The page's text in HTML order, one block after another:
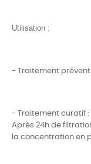
Utilisation :
- Traitement
- Traitement curatif :
Après 24h de
la concentration en